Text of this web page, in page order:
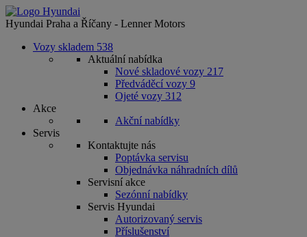
Hyundai Praha a Říčany - Lenner Motors
Vozy skladem 538
Aktuální nabídka
Nové skladové vozy 217
Předváděcí vozy 9
Ojeté vozy 312
Akce
Akční nabídky
Servis
Kontaktujte nás
Poptávka servisu
Objednávka náhradních dílů
Servisní akce
Sezónní nabídky
Servis Hyundai
Autorizovaný servis
Příslušenství